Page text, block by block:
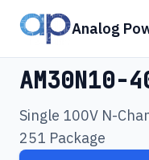
Analog
产品›AM30N10-40I
AM30N10-
Single 100V N-
251 Package